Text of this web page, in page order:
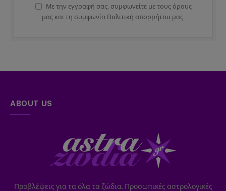
Με την εγγραφή σας, συμφωνείτε με τους όρους
μας και τη συμφωνία Πολιτική απορρήτου μας.
ABOUT US
Προβλέψεις για τα όλα τα ζώδια. Προσωπικές αστρολογικές